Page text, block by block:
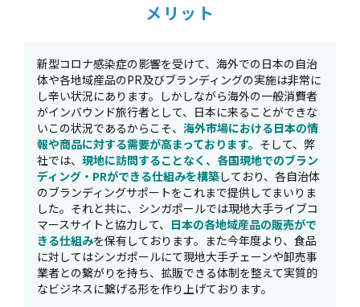
メリット
新型コロナ感染症の影響を受けて、海外での日本の自治
体や各地域産品のPR及びブランディングの実施は非常に
し辛い状況にあります。しかしながら海外の一般消費者
がインバウンド旅行者として、日本に来ることができな
いこの状況であるからこそ、 海外市場における日本の情
報や商品に対する需要が高まっております。 そして、弊
社では、 現地に訪問することなく、各国現地でのブラン
ディング・PRができる仕組みを構築しており、各自治体
のブランディングサポートをこれまで提供してまいりま
した。それと共に、シンガポールでは現地大手ライブコ
マースサイトと協力して、 日本の各地域産品の販売がで
きる仕組みを保有しております。また今年度より、食品
に対してはシンガポールにて現地大手チェーンや卸売事
業者との繋がりを持ち、拡販できる体制を整えて実質的
なビジネスに繋げる形を作り上げております。